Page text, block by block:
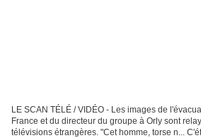
LE SCAN TÉLÉ / VIDÉO - Les images de
France et du directeur du groupe à Orly sont
télévisions étrangères. "Cet homme, torse n...